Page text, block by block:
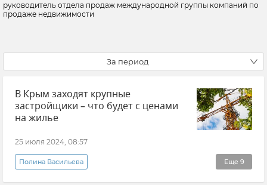
руководитель отдела продаж международной группы компаний по
продаже недвижимости
За период
В Крым заходят крупные
застройщики – что будет с ценами
на жилье
25 июля 2024, 08:57
Еще 9
Полина Васильева
Эксклюзивы РИА Новости Крым Крым